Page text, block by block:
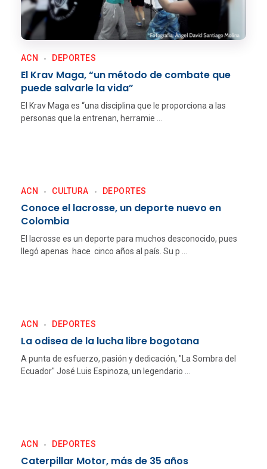
El Krav Maga, “un método de combate que
puede salvarle la vida”
ACN DEPORTES
El Krav Maga es “una disciplina que le proporciona a las
personas que la entrenan, herramie ...
Conoce el lacrosse, un deporte nuevo en
Colombia
ACN CULTURA DEPORTES
El lacrosse es un deporte para muchos desconocido, pues
llegó apenas hace cinco años al país. Su p ...
La odisea de la lucha libre bogotana
ACN DEPORTES
A punta de esfuerzo, pasión y dedicación, "La Sombra del
Ecuador" José Luis Espinoza, un legendario ...
Caterpillar Motor, más de 35 años
ACN DEPORTES